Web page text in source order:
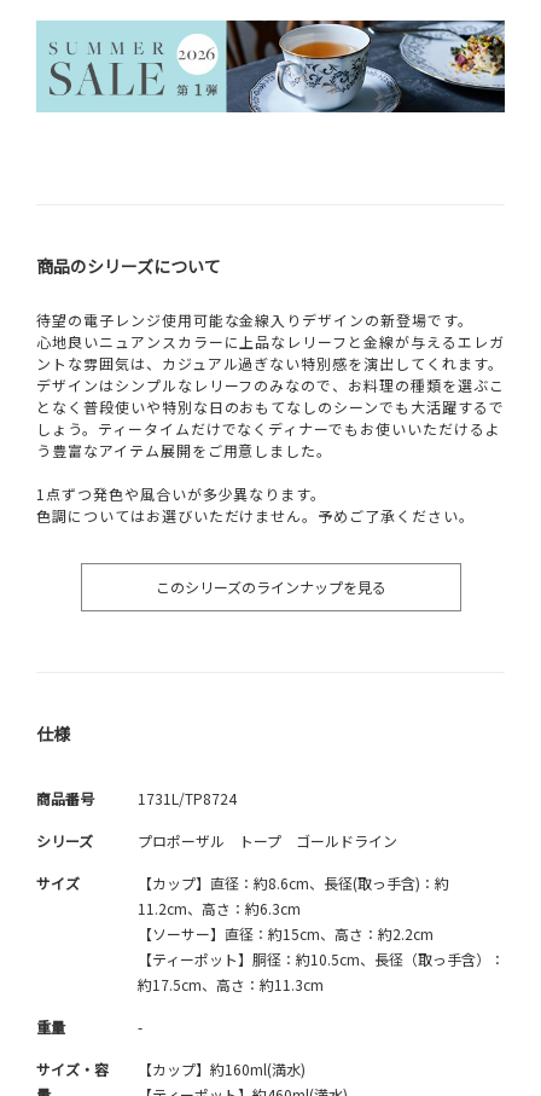
商品のシリーズについて
待望の電子レンジ使用可能な金線入りデザインの新登場です。
心地良いニュアンスカラーに上品なレリーフと金線が与えるエレガ
ントな雰囲気は、カジュアル過ぎない特別感を演出してくれます。
デザインはシンプルなレリーフのみなので、お料理の種類を選ぶこ
となく普段使いや特別な日のおもてなしのシーンでも大活躍するで
しょう。ティータイムだけでなくディナーでもお使いいただけるよ
う豊富なアイテム展開をご用意しました。
1点ずつ発色や風合いが多少異なります。
色調についてはお選びいただけません。予めご了承ください。
このシリーズのラインナップを見る
仕様
商品番号 1731L/TP8724
シリーズ プロポーザル トープ ゴールドライン
サイズ
【カップ】直径：約8.6cm、長径(取っ手含)：約
11.2cm、高さ：約6.3cm
【ソーサー】直径：約15cm、高さ：約2.2cm
【ティーポット】胴径：約10.5cm、長径（取っ手含）：
約17.5cm、高さ：約11.3cm
重量 -
サイズ・容
【カップ】約160ml(満水)